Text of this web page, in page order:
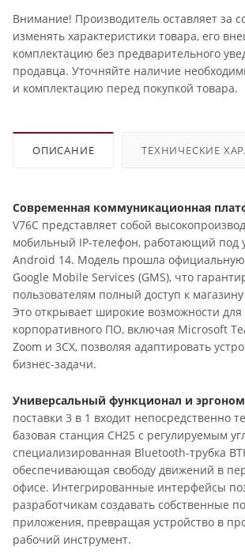
Внимание! Производитель оставляет за
изменять характеристики товара, его
комплектацию без предварительного
продавца. Уточняйте наличие
и комплектацию перед покупкой товара.
ОПИСАНИЕ ТЕХНИЧЕСКИЕ
Современная коммуникационная
V76C представляет собой
мобильный IP-телефон, работающий под
Android 14. Модель прошла
Google Mobile Services (GMS), что
пользователям полный доступ к
Это открывает широкие возможности
корпоративного ПО, включая Microsoft
Zoom и 3CX, позволяя адаптировать
бизнес-задачи.
Универсальный функционал и
поставки 3 в 1 входит непосредственно
базовая станция CH25 с регулируемым
специализированная Bluetooth-трубка
обеспечивающая свободу движений в
офисе. Интегрированные интерфейсы
разработчикам создавать собственные
приложения, превращая устройство в
рабочий инструмент.